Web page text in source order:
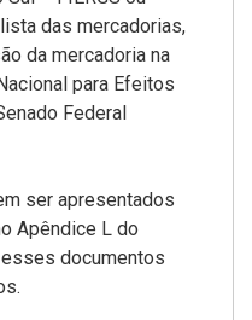
das mercadorias,
da mercadoria na
para Efeitos
Federal
ser apresentados
Apêndice L do
documentos